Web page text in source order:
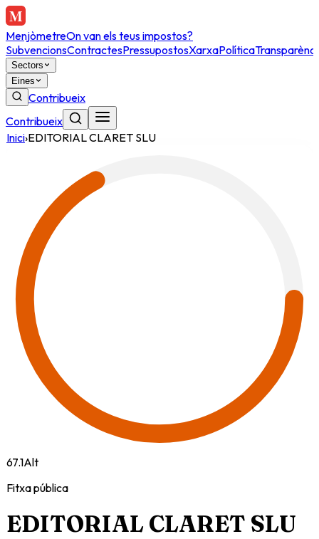
MenjòmetreOn van els teus impostos?
SubvencionsContractesPressupostosXarxaPolítica
Sectors
Eines
Contribueix
Contribueix
Inici›EDITORIAL CLARET SLU
67.1Alt
Fitxa pública
EDITORIAL CLARET SLU